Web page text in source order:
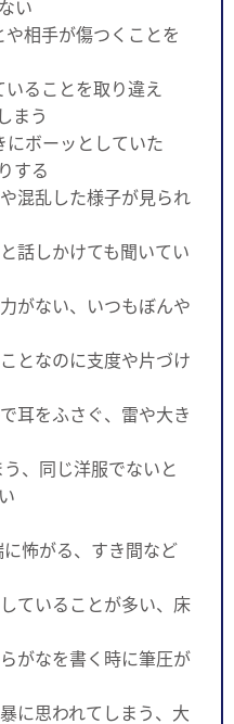
い
相手が傷つくことを
ることを取り違え
まう
ボーッとしていた
する
混乱した様子が見られ
話しかけても聞いてい
がない、いつもぼんや
となのに支度や片づけ
耳をふさぐ、雷や大き
、同じ洋服でないと
怖がる、すき間など
ていることが多い、床
がなを書く時に筆圧が
に思われてしまう、大